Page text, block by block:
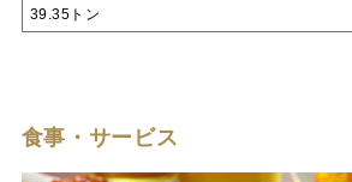
39.35トン
食事・サービス